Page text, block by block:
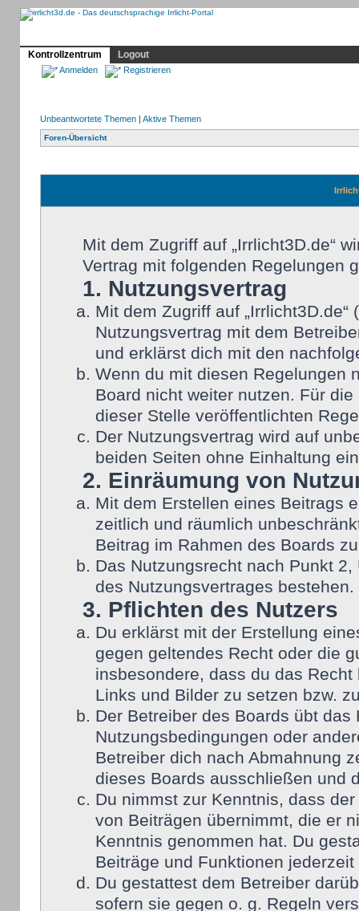
Kontrollzentrum
Logout
Anmelden Registrieren
Unbeantwortete Themen| Aktive Themen
Foren-Übersicht
Mit dem Zugriff auf „Irrlicht3D.de“
Vertrag mit folgenden Regelungen
1. Nutzungsvertrag
Mit dem Zugriff auf
Nutzungsvertrag mit dem
und erklärst dich mit den
Wenn du mit diesen Regelungen
Board nicht weiter nutzen. Für
dieser Stelle veröffentlichten
Der Nutzungsvertrag wird auf
beiden Seiten ohne Einhaltung
2. Einräumung von
Mit dem Erstellen eines Beitrags
zeitlich und räumlich
Beitrag im Rahmen des Boards
Das Nutzungsrecht nach Punkt
des Nutzungsvertrages bestehen.
3. Pflichten des Nutzers
Du erklärst mit der Erstellung
gegen geltendes Recht oder die
insbesondere, dass du das
Links und Bilder zu setzen bzw.
Der Betreiber des Boards übt
Nutzungsbedingungen oder
Betreiber dich nach Abmahnung
dieses Boards ausschließen und
Du nimmst zur Kenntnis, dass
von Beiträgen übernimmt, die er
Kenntnis genommen hat. Du
Beiträge und Funktionen
Du gestattest dem Betreiber
sofern sie gegen o. g. Regeln